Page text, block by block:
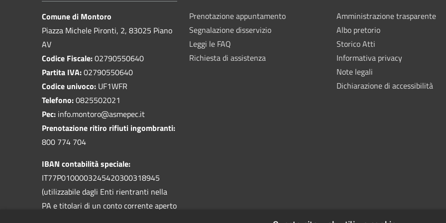
Comune di Montoro
Piazza Michele Pironti, 2, 83025 Piano
AV
Codice Fiscale:02790550640
Partita IVA:02790550640
Codice univoco: UF1WFR
Telefono:0825502021
Pec: info.montoro@asmepec.it
Prenotazione ritiro rifiuti ingombranti:
800 774 704
IBAN contabilità speciale:
IT77P0100003245420300318945
(utilizzabile dagli Enti rientranti nella
PA e titolari di un conto corrente aperto
Prenotazione appuntamento
Segnalazione disservizio
Leggi le FAQ
Richiesta di assistenza
Amministrazione trasparente
Albo pretorio
Storico Atti
Informativa privacy
Note legali
Dichiarazione di accessibilità